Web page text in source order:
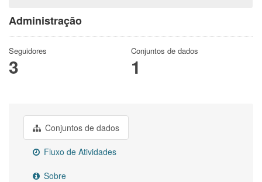
Administração
Seguidores
3
Conjuntos de dados
1
Conjuntos de dados
Fluxo de Atividades
Sobre